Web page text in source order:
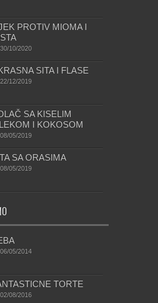
PROTIV MIOMA I
30/10/2020
SITA I FLASE
22/12/2019
SA KISELIM
I KOKOSOM
08/05/2019
SA ORASIMA
08/05/2019
06/05/2014
TORTE
02/08/2016